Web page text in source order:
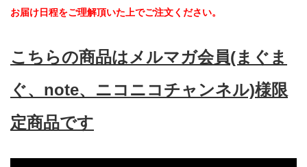
お届け日程をご理解頂いた上でご注文ください。
こちらの商品はメルマガ会員(まぐま
ぐ、note、ニコニコチャンネル)様限
定商品です